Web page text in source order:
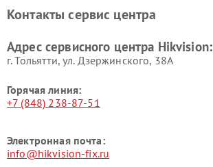
Контакты сервис центра
Адрес сервисного центра Hikvision:
г. Тольятти, ул. Дзержинского, 38А
Горячая линия:
+7 (848) 238-87-51
Электронная почта:
info@hikvision-fix.ru